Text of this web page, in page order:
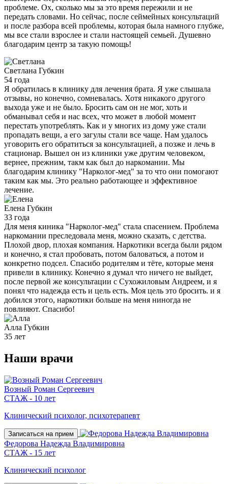
проблеме. Ох, сколько мы за это время пережили и не
передать словами. Но сейчас, после сеймейных консультаций
и после разбора всей проблемы, которая была намного глубже,
мы все стали взрослее и стали настоящей семьей. Душевно
благодарим центр за такую помощь!
Светлана Губкин
54 года
Я обратилась в клинику для лечения брата. Я уже слышала
отзывы, но конечно, сомневалась. Хотя никакого другого
выхода уже и не было. Бросить сам он не мог, хоть и
обманывал себя и нас всех, что может в любой момент
перестать употреблять. Как и у многих из дому уже стали
пропадать вещи, а его загулы стали все чаще. Нам удалось
уговорить его обратиться за консультацией, а позже и лечь в
стационар. Вышел он из клиники уже другим человеком,
вернее, прежним, такм как был до наркомании. Мы
благодарим клинику "Нарколог-мед" за то что они помогают
таким как мы. Это реально работающее и эффективное
лечение.
Елена Губкин
33 года
Для меня киника "Нарколог-мед" стала спасением. Проблема
наркомании преследовала меня, можно сказать, с детства.
Плохой двор, плохая компания. Наркотики всегда были рядом
и конечно, я стал пробовать, потом баловаться, а потом и
конкретно подсел. Спасибо родителям и тёте, которые меня
привели в клинику. Конечно я думал что ничего не выйдет,
после первой же консультации с Сухожиловым Андреем, и я
понял что надежда есть и цель есть. Моя цель это бросить. и я
добился этого, наркотики больше на меня ниногда не
повлияют. Спасибо!
Алла Губкин
35 лет
Наши врачи
Возный Роман Сергеевич
СТАЖ - 10 лет
Клинический психолог, психотерапевт
Записаться на прием
Федорова Надежда Владимировна
СТАЖ - 15 лет
Клинический психолог